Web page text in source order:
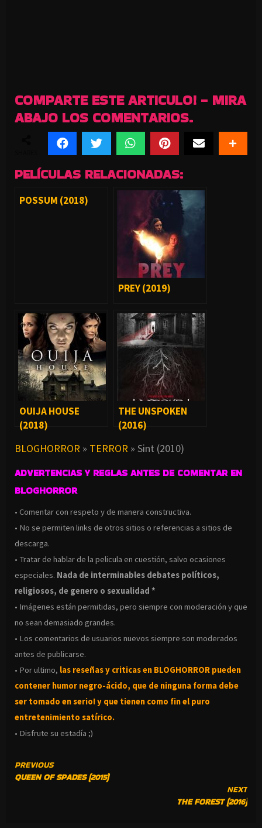
COMPARTE ESTE ARTICULO! - MIRA
ABAJO LOS COMENTARIOS.
PELÍCULAS RELACIONADAS:
POSSUM (2018)
PREY (2019)
OUIJA HOUSE
(2018)
THE UNSPOKEN
(2016)
BLOGHORROR » TERROR » Sint (2010)
ADVERTENCIAS Y REGLAS ANTES DE COMENTAR EN
BLOGHORROR
• Comentar con respeto y de manera constructiva.
• No se permiten links de otros sitios o referencias a sitios de
descarga.
• Tratar de hablar de la pelicula en cuestión, salvo ocasiones
especiales. Nada de interminables debates políticos,
religiosos, de genero o sexualidad *
• Imágenes están permitidas, pero siempre con moderación y que
no sean demasiado grandes.
• Los comentarios de usuarios nuevos siempre son moderados
antes de publicarse.
• Por ultimo, las reseñas y criticas en BLOGHORROR pueden
contener humor negro-ácido, que de ninguna forma debe
ser tomado en serio! y que tienen como fin el puro
entretenimiento satírico.
• Disfrute su estadía ;)
CONTINUE
READING
PREVIOUS
QUEEN OF SPADES (2015)
NEXT
THE FOREST (2016)